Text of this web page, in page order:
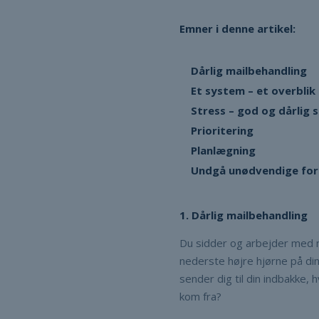
Emner i denne artikel:
Dårlig mailbehandling
Et system – et overblik
Stress – god og dårlig
Prioritering
Planlægning
Undgå unødvendige
1. Dårlig mailbehandling
Du sidder og arbejder med
nederste højre hjørne på
sender dig til din indbakke,
kom fra?